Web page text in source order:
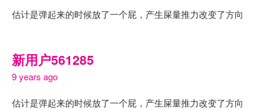
估计是弹起来的时候放了一个屁，产生屎量推力改变了方向
新用户561285
9 years ago
估计是弹起来的时候放了一个屁，产生屎量推力改变了方向